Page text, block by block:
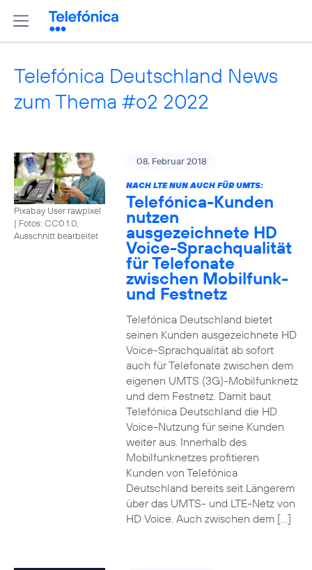
Telefónica Deutschland News
zum Thema #o2 2022
Pixabay User rawpixel
| Fotos: CC0 1.0,
Ausschnitt bearbeitet
08. Februar 2018
NACH LTE NUN AUCH FÜR UMTS:
Telefónica-Kunden
nutzen
ausgezeichnete HD
Voice-Sprachqualität
für Telefonate
zwischen Mobilfunk-
und Festnetz
Telefónica Deutschland bietet
seinen Kunden ausgezeichnete HD
Voice-Sprachqualität ab sofort
auch für Telefonate zwischen dem
eigenen UMTS (3G)-Mobilfunknetz
und dem Festnetz. Damit baut
Telefónica Deutschland die HD
Voice-Nutzung für seine Kunden
weiter aus. Innerhalb des
Mobilfunknetzes profitieren
Kunden von Telefónica
Deutschland bereits seit Längerem
über das UMTS- und LTE-Netz von
HD Voice. Auch zwischen dem […]